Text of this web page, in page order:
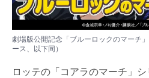
劇場版公開記念「ブルーロックのマーチ
ース、以下同）
ロッテの「コアラのマーチ」